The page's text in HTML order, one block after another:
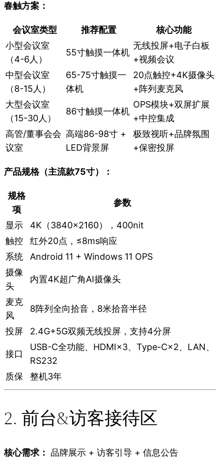
春触方案：
会议室类型 推荐配置
核心功能
小型会议室
（4-6人）
55寸触摸一体机
无线投屏+电子白板
+视频会议
中型会议室
（8-15人）
65-75寸触摸一
体机
20点触控+4K摄像头
+阵列麦克风
大型会议室
（15-30人）
86寸触摸一体机
OPS模块+双屏扩展
+中控集成
高管/董事会会
议室
高端86-98寸 +
LED背景屏
极致视听+品牌氛围
+保密投屏
产品规格（主流款75寸）：
规格
项
参数
显示
4K（3840×2160），400nit
触控
红外20点，≤8ms响应
系统
Android 11 + Windows 11 OPS
摄像
头
内置4K超广角AI摄像头
麦克
风
8阵列全向拾音，8米拾音半径
投屏 2.4G+5G双频无线投屏，支持4分屏
接口
USB-C全功能、HDMI×3、Type-C×2、LAN、
RS232
质保
整机3年
2. 前台&访客接待区
核心需求： 品牌展示 + 访客引导 + 信息公告